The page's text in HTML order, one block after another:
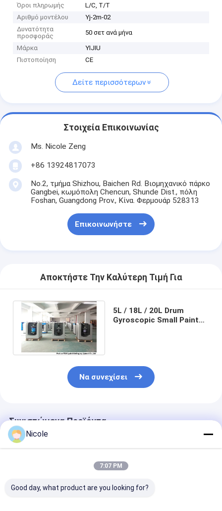
Όροι πληρωμής
L/C, T/T
Αριθμό μοντέλου
Yj-2m-02
Δυνατότητα
προσφοράς
50 σετ ανά μήνα
Μάρκα
YIJIU
Πιστοποίηση
CE
Δείτε περισσότερων
Στοιχεία Επικοινωνίας
Ms. Nicole Zeng
+86 13924817073
No.2, τμήμα Shizhou, Baichen Rd. Βιομηχανικό πάρκο
Gangbei, κωμόπολη Chencun, Shunde Dist., πόλη
Foshan, Guangdong Prov., Κίνα. Φερμουάρ 528313
Επικοινωνήστε
Αποκτήστε Την Καλύτερη Τιμή Για
5L / 18L / 20L Drum
Gyroscopic Small Paint
Να συνεχίσει
Συνιστώμενα Προϊόντα
Nicole
7:07 PM
Good day, what product are you looking for?